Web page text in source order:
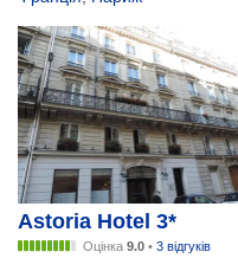
Astoria Hotel 3*
Оцінка 9.0 • 3 відгуків